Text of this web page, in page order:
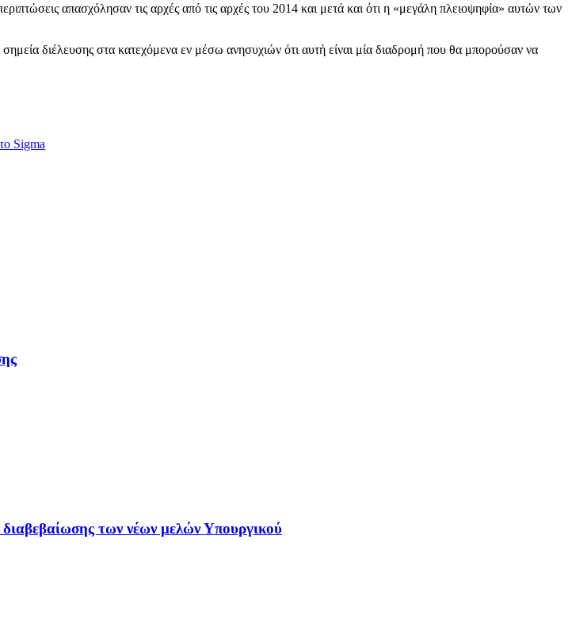
απασχόλησαν τις αρχές από τις αρχές του 2014 και μετά και ότι η «μεγάλη πλειοψηφία» αυτών των
διέλευσης στα κατεχόμενα εν μέσω ανησυχιών ότι αυτή είναι μία διαδρομή που θα μπορούσαν να
Sigma
των νέων μελών Υπουργικού